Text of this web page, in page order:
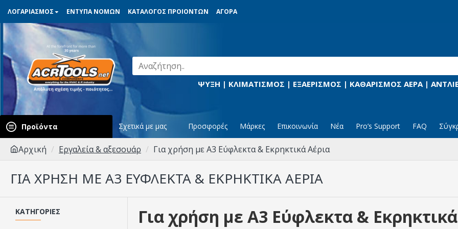
ΛΟΓΑΡΙΑΣΜΟΣ ΕΝΤΥΠΑ ΝΟΜΩΝ ΚΑΤΑΛΟΓΟΣ ΠΡΟΙΟΝΤΩΝ ΑΓΟΡΑ
ΨΥΞΗ | ΚΛΙΜΑΤΙΣΜΟΣ | ΕΞΑΕΡΙΣΜΟΣ | ΚΑΘΑΡΙΣΜΟΣ ΑΕΡΑ |
Προϊόντα Σχετικά με μας Προσφορές Μάρκες Επικοινωνία Νέα Pro’s Support FAQ
Αρχική Εργαλεία & αξεσουάρ Για χρήση με A3 Εύφλεκτα & Εκρηκτικά Αέρια
ΓΙΑ ΧΡΉΣΗ ΜΕ A3 ΕΎΦΛΕΚΤΑ & ΕΚΡΗΚΤΙΚΆ ΑΈΡΙΑ
ΚΑΤΗΓΟΡΊΕΣ Για χρήση με A3 Εύφλεκτα &